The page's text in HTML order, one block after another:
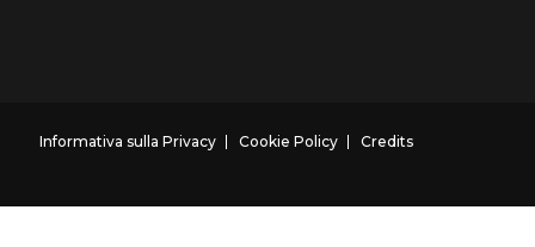
Informativa sulla Privacy Cookie Policy Credits